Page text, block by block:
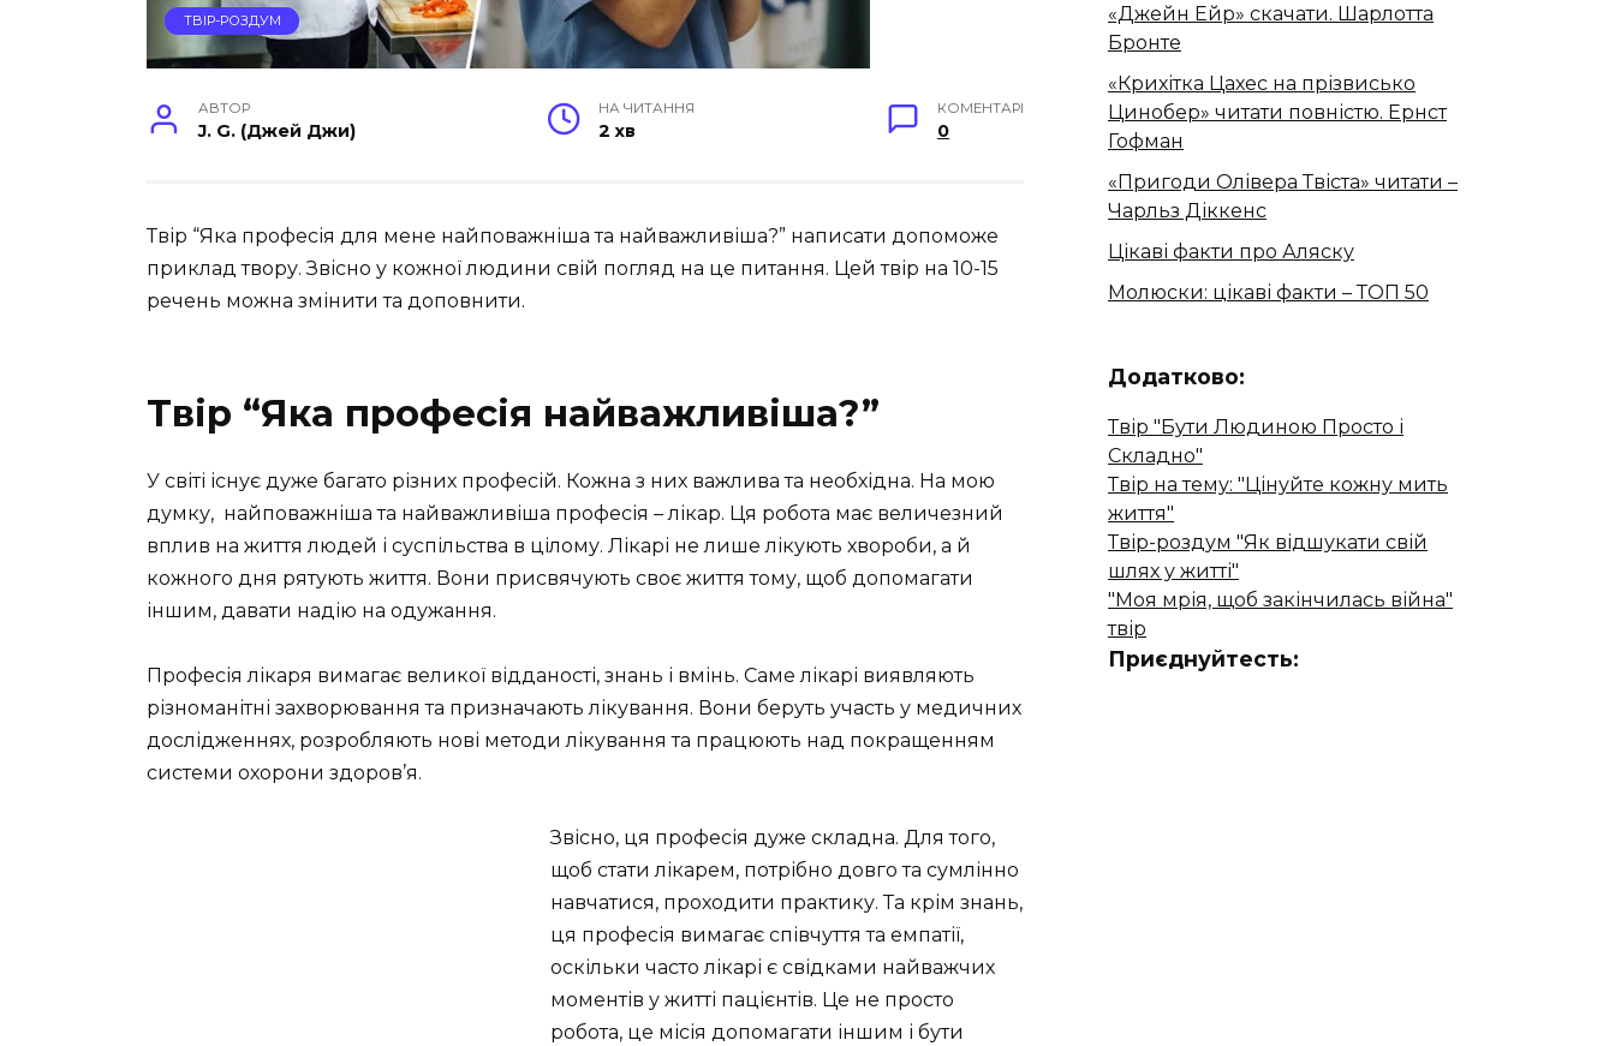
ТВІР-РОЗДУМ
АВТОР
J. G. (Джей Джи)
НА ЧИТАННЯ
2 хв
КОМЕНТАРІ
0
Твір “Яка професія для мене найповажніша та найважливіша?” написати допоможе
приклад твору. Звісно у кожної людини свій погляд на це питання. Цей твір на 10-15
речень можна змінити та доповнити.
Твір “Яка професія найважливіша?”
У світі існує дуже багато різних професій. Кожна з них важлива та необхідна. На мою
думку, найповажніша та найважливіша професія – лікар. Ця робота має величезний
вплив на життя людей і суспільства в цілому. Лікарі не лише лікують хвороби, а й
кожного дня рятують життя. Вони присвячують своє життя тому, щоб допомагати
іншим, давати надію на одужання.
Професія лікаря вимагає великої відданості, знань і вмінь. Саме лікарі виявляють
різноманітні захворювання та призначають лікування. Вони беруть участь у медичних
дослідженнях, розробляють нові методи лікування та працюють над покращенням
системи охорони здоров’я.
Звісно, ця професія дуже складна. Для того,
щоб стати лікарем, потрібно довго та сумлінно
навчатися, проходити практику. Та крім знань,
ця професія вимагає співчуття та емпатії,
оскільки часто лікарі є свідками найважчих
моментів у житті пацієнтів. Це не просто
робота, це місія допомагати іншим і бути
«Джейн Ейр» скачати. Шарлотта
Бронте
«Крихітка Цахес на прізвисько
Цинобер» читати повністю. Ернст
Гофман
«Пригоди Олівера Твіста» читати –
Чарльз Діккенс
Цікаві факти про Аляску
Молюски: цікаві факти – ТОП 50
Додатково:
Твір "Бути Людиною Просто і
Складно"
Твір на тему: "Цінуйте кожну мить
життя"
Твір-роздум "Як відшукати свій
шлях у житті"
"Моя мрія, щоб закінчилась війна"
твір
Приєднуйтесть: